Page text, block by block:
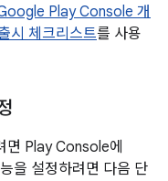
Play Console 개
시 체크리스트를 사용
면 Play Console에
을 설정하려면 다음 단